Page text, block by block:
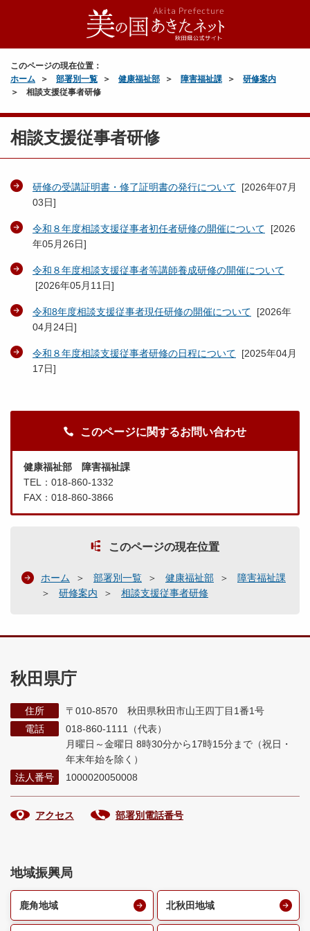
このページの現在位置：
ホーム
部署別一覧 健康福祉部 障害福祉課
研修案内
相談支援従事者研修
相談支援従事者研修
研修の受講証明書・修了証明書の発行について [2026年07月
03日]
令和８年度相談支援従事者初任者研修の開催について [2026
年05月26日]
令和８年度相談支援従事者等講師養成研修の開催について
[2026年05月11日]
令和8年度相談支援従事者現任研修の開催について [2026年
04月24日]
令和８年度相談支援従事者研修の日程について [2025年04月
17日]
このページに関するお問い合わせ
健康福祉部 障害福祉課
TEL：018-860-1332
FAX：018-860-3866
このページの現在位置
ホーム 部署別一覧 健康福祉部
障害福祉課
研修案内
相談支援従事者研修
秋田県庁
住所
〒010-8570 秋田県秋田市山王四丁目1番1号
電話
018-860-1111（代表）
月曜日～金曜日 8時30分から17時15分まで （祝日・
年末年始を除く）
法人番号
1000020050008
アクセス 部署別電話番号
地域振興局
鹿角地域 北秋田地域